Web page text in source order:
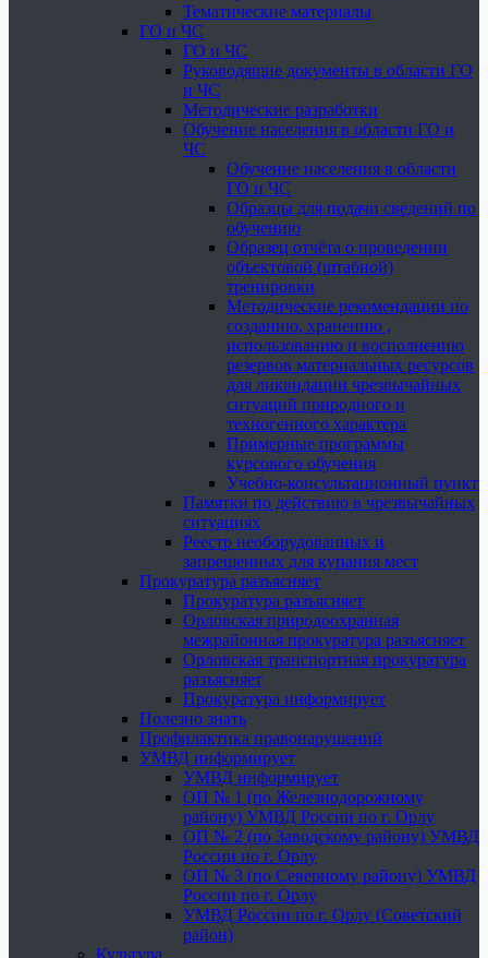
Тематические материалы
ГО и ЧС
ГО и ЧС
Руководящие документы в области ГО
и ЧС
Методические разработки
Обучение населения в области ГО и
ЧС
Обучение населения в области
ГО и ЧС
Образцы для подачи сведений по
обучению
Образец отчёта о проведении
объектовой (штабной)
тренировки
Методические рекомендации по
созданию, хранению ,
использованию и восполнению
резервов материальных ресурсов
для ликвидации чрезвычайных
ситуаций природного и
техногенного характера
Примерные программы
курсового обучения
Учебно-консультационный пункт
Памятки по действию в чрезвычайных
ситуациях
Реестр необорудованных и
запрещенных для купания мест
Прокуратура разъясняет
Прокуратура разъясняет
Орловская природоохранная
межрайонная прокуратура разъясняет
Орловская транспортная прокуратура
разъясняет
Прокуратура информирует
Полезно знать
Профилактика правонарушений
УМВД информирует
УМВД информирует
ОП № 1 (по Железнодорожному
району) УМВД России по г. Орлу
ОП № 2 (по Заводскому району) УМВД
России по г. Орлу
ОП № 3 (по Северному району) УМВД
России по г. Орлу
УМВД России по г. Орлу (Советский
район)
Культура